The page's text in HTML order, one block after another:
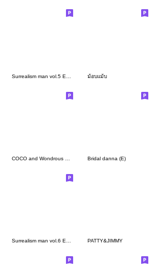
ม้อบแม้บ
Bridal danna (E)
Surrealism man vol.6 ENG Ver. PATTY&JIMMY